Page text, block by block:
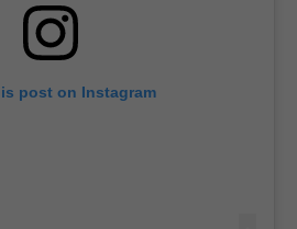
post on Instagram